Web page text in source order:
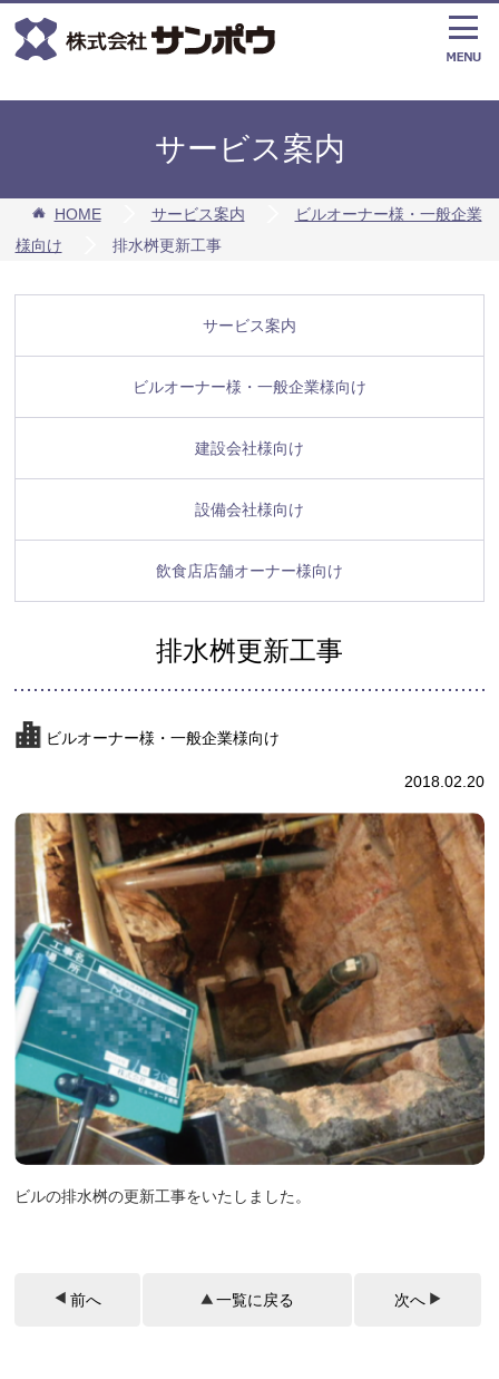
サービス案内
HOME サービス案内
ビルオーナー様・一般企業
様向け
排水桝更新工事
排水桝更新工事
ビルオーナー様・一般企業様向け
2018.02.20
ビルの排水桝の更新工事をいたしました。
前へ 一覧に戻る 次へ
サービス案内
ビルオーナー様・一般企業様向け
建設会社様向け
設備会社様向け
飲食店店舗オーナー様向け